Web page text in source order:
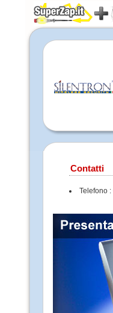
Contatti
Telefono